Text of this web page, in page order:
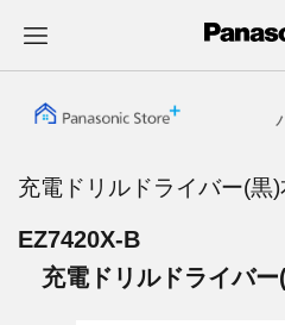
充電ドリルドライバー(黒
EZ7420X-B
充電ドリルドライバ